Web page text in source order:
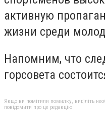
активную
жизни среди
Напомним, что
горсовета
Якщо ви помітили помилку, виділіть
повідомити про це редакцію